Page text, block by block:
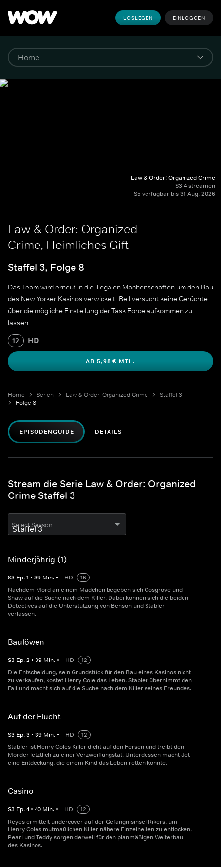
LOSLEGEN EINLOGGEN
Law & Order: Organized Crime
S3-4 streamen
S5 verfügbar bis 31 Aug. 2026
Law & Order: Organized
Crime, Heimliches Gift
Staffel 3, Folge 8
Das Team wird erneut in die illegalen Machenschaften um den Bau
des New Yorker Kasinos verwickelt. Bell versucht keine Gerüchte
über die mögliche Einstellung der Task Force aufkommen zu
lassen.
12 HD
AB 5,98 € MTL.
Home Serien Law & Order: Organized Crime
Staffel 3
Folge 8
EPISODENGUIDE DETAILS
Stream die Serie Law & Order: Organized
Crime Staffel 3
Select Season
Minderjährig (1)
S3 Ep.1 • 39 Min. • HD
16
Nachdem Mord an einem Mädchen begeben sich Cosgrove und
Shaw auf die Suche nach dem Killer. Dabei können sich die beiden
Detectives auf die Unterstützung von Benson und Stabler
verlassen.
Baulöwen
S3 Ep.2 • 39 Min. • HD
12
Die Entscheidung, sein Grundstück für den Bau eines Kasinos nicht
zu verkaufen, kostet Henry Cole das Leben. Stabler übernimmt den
Fall und macht sich auf die Suche nach dem Killer seines Freundes.
Auf der Flucht
S3 Ep.3 • 39 Min. • HD
12
Stabler ist Henry Coles Killer dicht auf den Fersen und treibt den
Mörder letztlich zu einer Verzweiflungstat. Unterdessen macht Jet
eine Entdeckung, die einem Kind das Leben retten könnte.
Casino
S3 Ep.4 • 40 Min. • HD
12
Reyes ermittelt undercover auf der Gefängnisinsel Rikers, um
Henry Coles mutmaßlichen Killer nähere Einzelheiten zu entlocken.
Pearl und Teddy sorgen derweil für den planmäßigen Weiterbau
des Kasinos.